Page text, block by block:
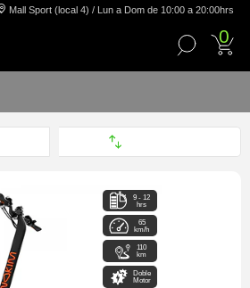
Mall Sport (local 4) / Lun a Dom de 10:00 a 20:00hrs
0
9 - 12
hrs
65
km/h
110
km
Doble
Motor